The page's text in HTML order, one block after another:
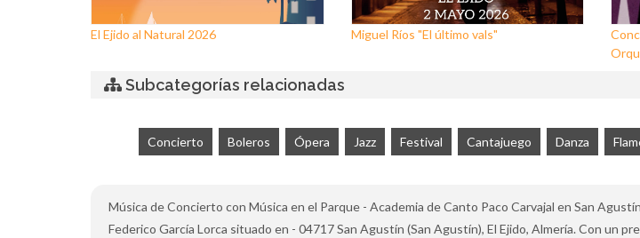
El Ejido al Natural 2026 Miguel Ríos "El último vals"
Subcategorías relacionadas
Concierto Boleros Ópera Jazz Festival Cantajuego Danza
Música de Concierto con Música en el Parque - Academia de Canto Paco Carvajal en San
Federico García Lorca situado en - 04717 San Agustín (San Agustín), El Ejido, Almería. Con un